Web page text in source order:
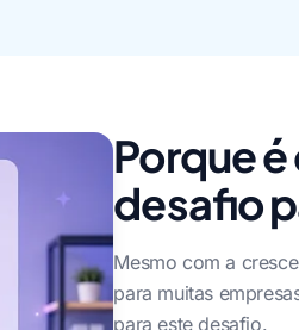
Porque
desafio
Mesmo com a
para muitas
para este desafio.